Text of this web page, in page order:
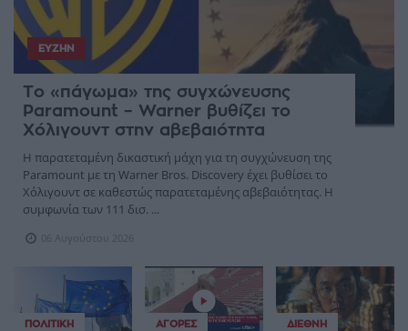
ΕΥΖΗΝ
Το «πάγωμα» της συγχώνευσης
Paramount – Warner βυθίζει το
Χόλιγουντ στην αβεβαιότητα
Η παρατεταμένη δικαστική μάχη για τη συγχώνευση της
Paramount με τη Warner Bros. Discovery έχει βυθίσει το
Χόλιγουντ σε καθεστώς παρατεταμένης αβεβαιότητας. Η
συμφωνία των 111 δισ. ...
06 Αυγούστου 2026
ΠΟΛΙΤΙΚΉ ΑΓΟΡΈΣ ΔΙΕΘΝΉ